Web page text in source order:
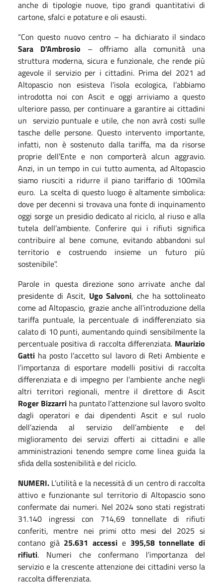
anche di tipologie nuove, tipo grandi quantitativi di
cartone, sfalci e potature e oli esausti.
“Con questo nuovo centro – ha dichiarato il sindaco
Sara D’Ambrosio – offriamo alla comunità una
struttura moderna, sicura e funzionale, che rende più
agevole il servizio per i cittadini. Prima del 2021 ad
Altopascio non esisteva l’isola ecologica, l’abbiamo
introdotta noi con Ascit e oggi arriviamo a questo
ulteriore passo, per continuare a garantire ai cittadini
un servizio puntuale e utile, che non avrà costi sulle
tasche delle persone. Questo intervento importante,
infatti, non è sostenuto dalla tariffa, ma da risorse
proprie dell’Ente e non comporterà alcun aggravio.
Anzi, in un tempo in cui tutto aumenta, ad Altopascio
siamo riusciti a ridurre il piano tariffario di 100mila
euro. La scelta di questo luogo è altamente simbolica:
dove per decenni si trovava una fonte di inquinamento
oggi sorge un presidio dedicato al riciclo, al riuso e alla
tutela dell’ambiente. Conferire qui i rifiuti significa
contribuire al bene comune, evitando abbandoni sul
territorio e costruendo insieme un futuro più
sostenibile”.
Parole in questa direzione sono arrivate anche dal
presidente di Ascit, Ugo Salvoni, che ha sottolineato
come ad Altopascio, grazie anche all’introduzione della
tariffa puntuale, la percentuale di indifferenziato sia
calato di 10 punti, aumentando quindi sensibilmente la
percentuale positiva di raccolta differenziata.Maurizio
Gatti ha posto l’accetto sul lavoro di Reti Ambiente e
l’importanza di esportare modelli positivi di raccolta
differenziata e di impegno per l’ambiente anche negli
altri territori regionali, mentre il direttore di Ascit
Roger Bizzarri ha puntato l’attenzione sul lavoro svolto
dagli operatori e dai dipendenti Ascit e sul ruolo
dell’azienda al servizio dell’ambiente e del
miglioramento dei servizi offerti ai cittadini e alle
amministrazioni tenendo sempre come linea guida la
sfida della sostenibilità e del riciclo.
NUMERI. L’utilità e la necessità di un centro di raccolta
attivo e funzionante sul territorio di Altopascio sono
confermate dai numeri. Nel 2024 sono stati registrati
31.140 ingressi con 714,69 tonnellate di rifiuti
conferiti, mentre nei primi otto mesi del 2025 si
contano già 25.631 accessi e 395,58 tonnellate di
rifiuti. Numeri che confermano l’importanza del
servizio e la crescente attenzione dei cittadini verso la
raccolta differenziata.